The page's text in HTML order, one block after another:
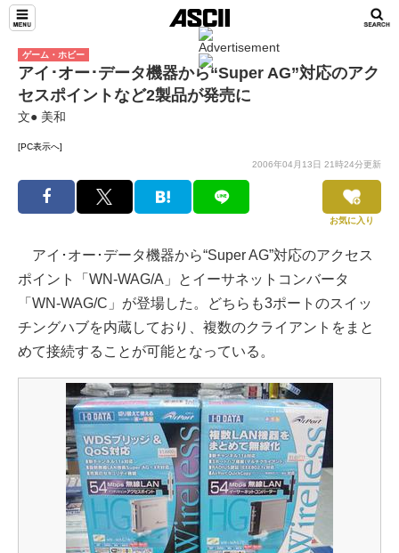
ゲーム・ホビー
アイ･オー･データ機器から“Super AG”対応のアク
セスポイントなど2製品が発売に
文● 美和
[PC表示へ]
2006年04月13日 21時24分更新
お気に入り
アイ･オー･データ機器から“Super AG”対応のアクセス
ポイント「WN-WAG/A」とイーサネットコンバータ
「WN-WAG/C」が登場した。どちらも3ポートのスイッ
チングハブを内蔵しており、複数のクライアントをまと
めて接続することが可能となっている。